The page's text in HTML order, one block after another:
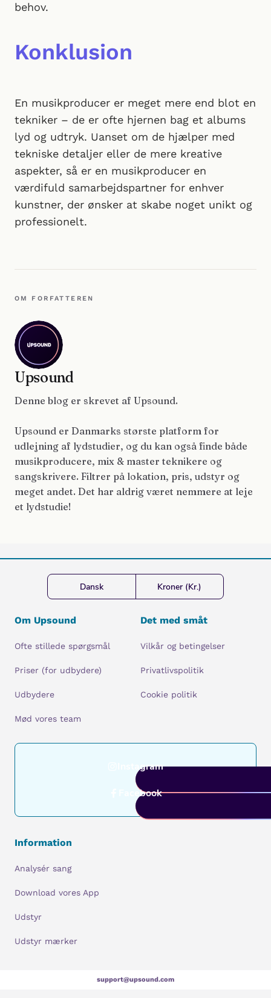
behov.
Konklusion
En musikproducer er meget mere end blot en
tekniker – de er ofte hjernen bag et albums
lyd og udtryk. Uanset om de hjælper med
tekniske detaljer eller de mere kreative
aspekter, så er en musikproducer en
værdifuld samarbejdspartner for enhver
kunstner, der ønsker at skabe noget unikt og
professionelt.
OM FORFATTEREN
Upsound
Denne blog er skrevet af Upsound.
Upsound er Danmarks største platform for
udlejning af lydstudier, og du kan også finde både
musikproducere, mix & master teknikere og
sangskrivere. Filtrer på lokation, pris, udstyr og
meget andet. Det har aldrig været nemmere at leje
et lydstudie!
Dansk Kroner (Kr.)
Om Upsound
Ofte stillede spørgsmål
Priser (for udbydere)
Udbydere
Mød vores team
Det med småt
Vilkår og betingelser
Privatlivspolitik
Cookie politik
Instagram
Facebook
Information
Analysér sang
Download vores App
Udstyr
Udstyr mærker
support@upsound.com